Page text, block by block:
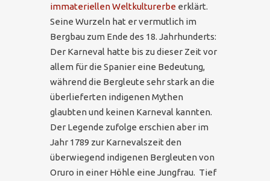
immateriellen Weltkulturerbe erklärt.
Seine Wurzeln hat er vermutlich im
Bergbau zum Ende des 18. Jahrhunderts:
Der Karneval hatte bis zu dieser Zeit vor
allem für die Spanier eine Bedeutung,
während die Bergleute sehr stark an die
überlieferten indigenen Mythen
glaubten und keinen Karneval kannten.
Der Legende zufolge erschien aber im
Jahr 1789 zur Karnevalszeit den
überwiegend indigenen Bergleuten von
Oruro in einer Höhle eine Jungfrau. Tief